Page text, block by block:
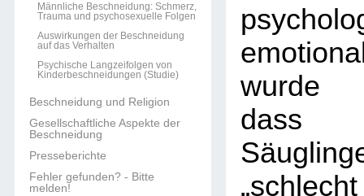
Männliche Beschneidung: Schmerz,
Trauma und psychosexuelle Folgen
Auswirkungen der Beschneidung
auf das Verhalten
Psychische Langzeifolgen von
Kinderbeschneidungen (Studie)
Beschneidung und Religion
Gesellschaftliche Aspekte der
Beschneidung
Presseberichte
Fehler gefunden? - Bitte
melden!
wurde
dass